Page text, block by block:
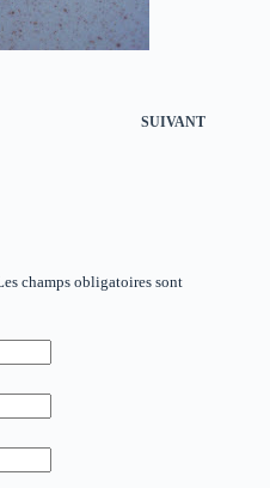
SUIVANT
champs obligatoires sont